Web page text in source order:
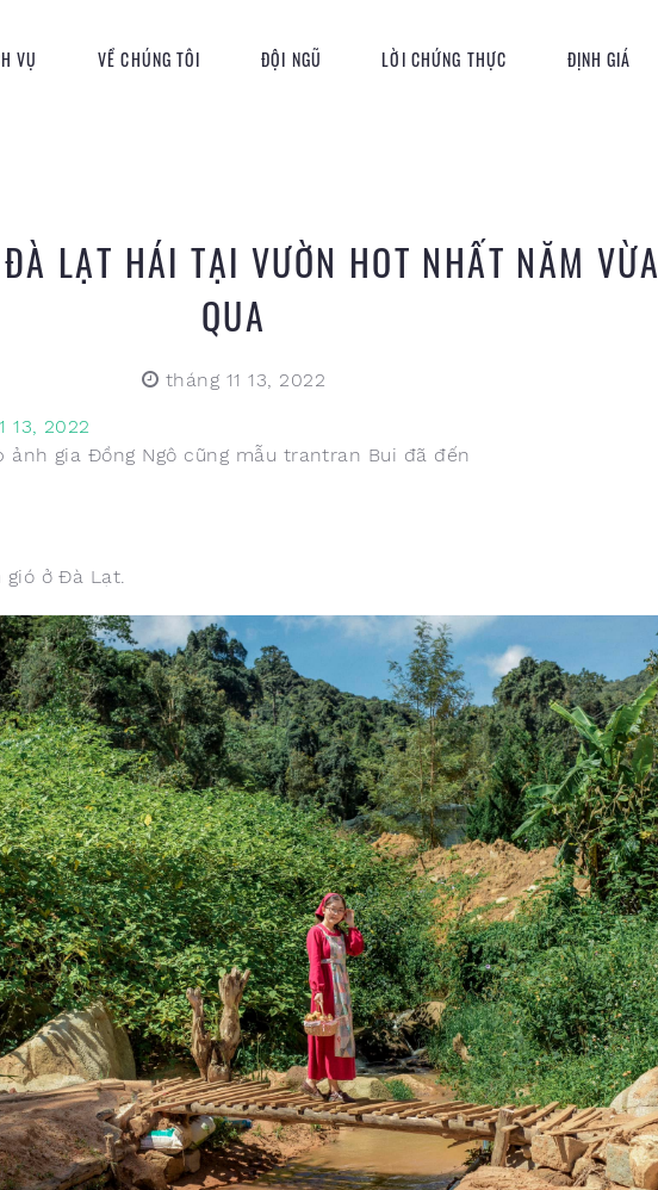
VỤ VỀ CHÚNG TÔI ĐỘI NGŨ LỜI CHỨNG THỰC ĐỊNH GIÁ
LẠT HÁI TẠI VƯỜN HOT NHẤT NĂM VỪA
QUA
tháng 11 13, 2022
13, 2022
ảnh gia Đồng Ngô cũng mẫu trantran Bui đã đến
ở Đà Lạt.